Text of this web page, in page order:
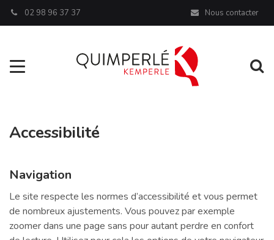
02 98 96 37 37 Nous contacter
Aller à la navigation
Accessibilité
Navigation
Le site respecte les normes d’accessibilité et vous permet
de nombreux ajustements. Vous pouvez par exemple
zoomer dans une page sans pour autant perdre en confort